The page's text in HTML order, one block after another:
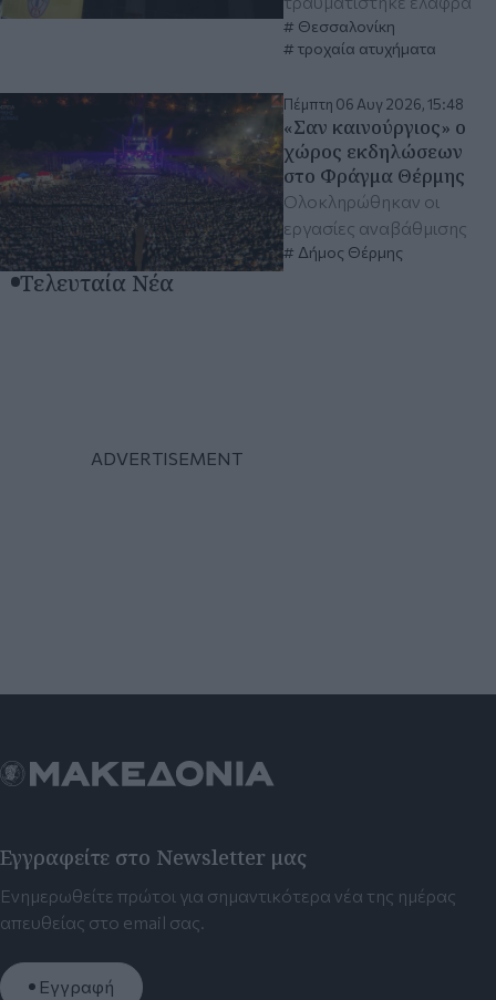
Θεσσαλονίκη
τροχαία ατυχήματα
Πέμπτη 06 Αυγ 2026, 15:48
«Σαν καινούργιος» ο
χώρος εκδηλώσεων
στο Φράγμα Θέρμης
Ολοκληρώθηκαν οι
εργασίες αναβάθμισης
Δήμος Θέρμης
Τελευταία Νέα
Εγγραφείτε στο Newsletter μας
Ενημερωθείτε πρώτοι για σημαντικότερα νέα της ημέρας
απευθείας στο email σας.
Εγγραφή